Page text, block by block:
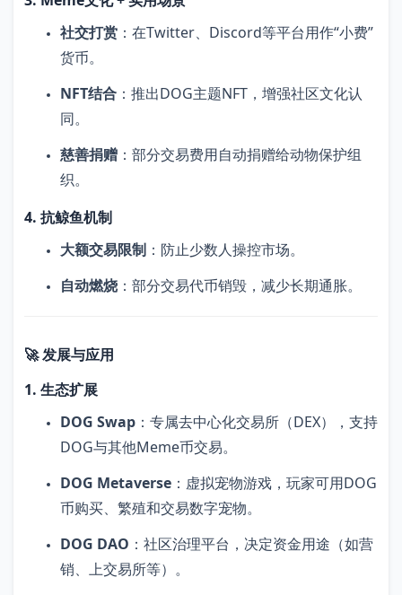
社交打赏 ：在Twitter、Discord等平台用作“小费”
货币。
NFT结合 ：推出DOG主题NFT，增强社区文化认
同。
慈善捐赠 ：部分交易费用自动捐赠给动物保护组
织。
4. 抗鲸鱼机制
大额交易限制 ：防止少数人操控市场。
自动燃烧 ：部分交易代币销毁，减少长期通胀。
🚀 发展与应用
1. 生态扩展
DOG Swap ：专属去中心化交易所（DEX），支持
DOG与其他Meme币交易。
DOG Metaverse ：虚拟宠物游戏，玩家可用DOG
币购买、繁殖和交易数字宠物。
DOG DAO ：社区治理平台，决定资金用途（如营
销、上交易所等）。